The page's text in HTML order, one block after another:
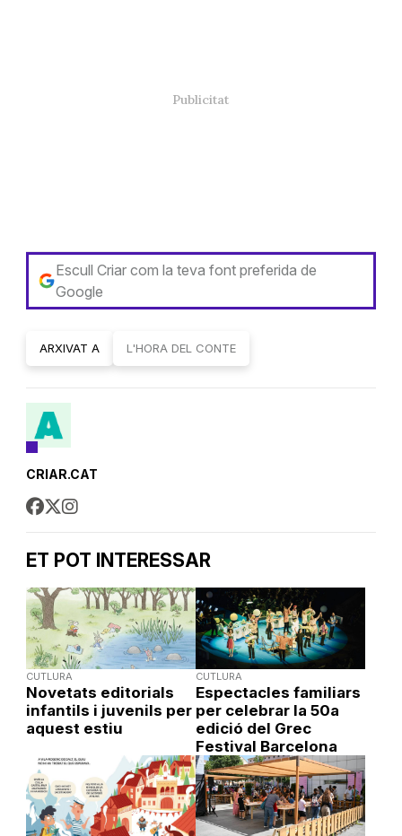
Escull Criar com la teva font preferida de
Google
ARXIVAT A L'HORA DEL CONTE
CRIAR.CAT
ET POT INTERESSAR
CUTLURA
Novetats editorials
infantils i juvenils per
aquest estiu
CUTLURA
Espectacles familiars
per celebrar la 50a
edició del Grec
Festival Barcelona